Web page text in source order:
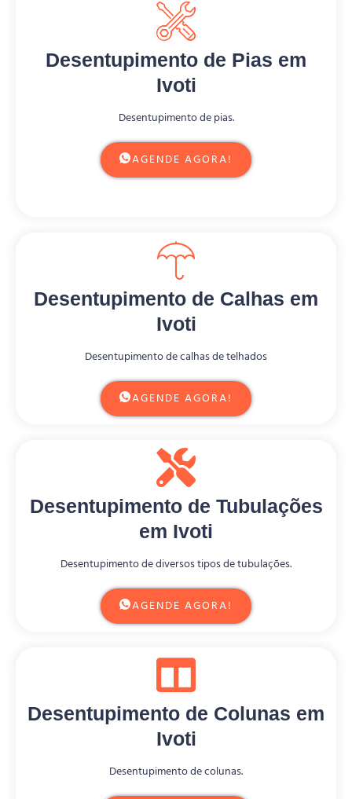
Desentupimento de Pias em
Ivoti
Desentupimento de pias.
AGENDE AGORA!
Desentupimento de Calhas em
Ivoti
Desentupimento de calhas de telhados
AGENDE AGORA!
Desentupimento de Tubulações
em Ivoti
Desentupimento de diversos tipos de tubulações.
AGENDE AGORA!
Desentupimento de Colunas em
Ivoti
Desentupimento de colunas.